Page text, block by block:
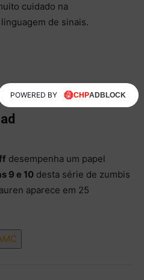
cuidado na
de sinais.
desempenha um papel
9 e 10 desta série de zumbis
aparece em 25
POWERED BY